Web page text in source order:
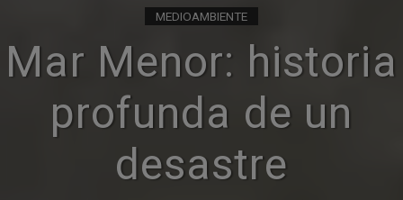
MEDIOAMBIENTE
Mar Menor: historia
profunda de un
desastre